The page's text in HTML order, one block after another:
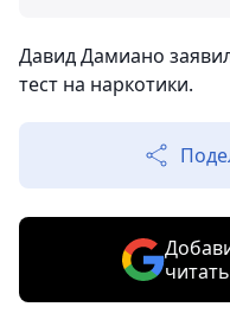
Давид Дамиано
тест на наркотики.